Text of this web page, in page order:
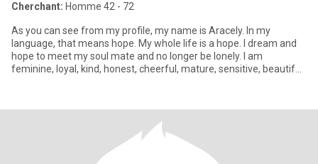
Cherchant: Homme 42 - 72
As you can see from my profile, my name is Aracely. In my
language, that means hope. My whole life is a hope. I dream and
hope to meet my soul mate and no longer be lonely. I am
feminine, loyal, kind, honest, cheerful, mature, sensitive, beautiful,